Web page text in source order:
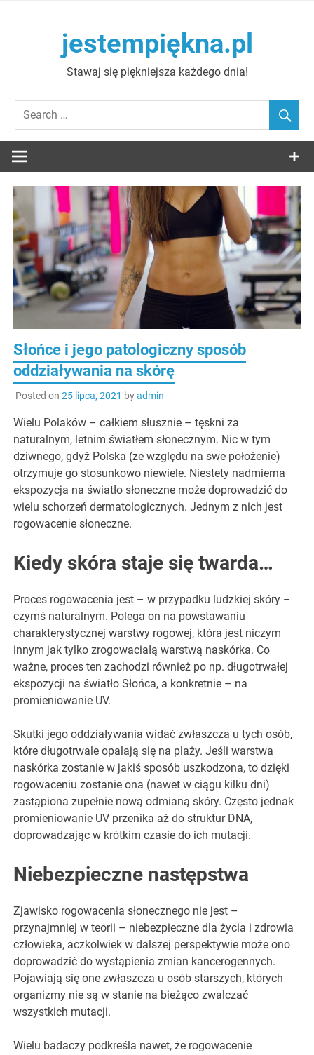
jestempiękna.pl
Stawaj się piękniejsza każdego dnia!
Słońce i jego patologiczny sposób
oddziaływania na skórę
Posted on 25 lipca, 2021 byadmin
Wielu Polaków – całkiem słusznie – tęskni za
naturalnym, letnim światłem słonecznym. Nic w tym
dziwnego, gdyż Polska (ze względu na swe położenie)
otrzymuje go stosunkowo niewiele. Niestety nadmierna
ekspozycja na światło słoneczne może doprowadzić do
wielu schorzeń dermatologicznych. Jednym z nich jest
rogowacenie słoneczne.
Kiedy skóra staje się twarda…
Proces rogowacenia jest – w przypadku ludzkiej skóry –
czymś naturalnym. Polega on na powstawaniu
charakterystycznej warstwy rogowej, która jest niczym
innym jak tylko zrogowaciałą warstwą naskórka. Co
ważne, proces ten zachodzi również po np. długotrwałej
ekspozycji na światło Słońca, a konkretnie – na
promieniowanie UV.
Skutki jego oddziaływania widać zwłaszcza u tych osób,
które długotrwale opalają się na plaży. Jeśli warstwa
naskórka zostanie w jakiś sposób uszkodzona, to dzięki
rogowaceniu zostanie ona (nawet w ciągu kilku dni)
zastąpiona zupełnie nową odmianą skóry. Często jednak
promieniowanie UV przenika aż do struktur DNA,
doprowadzając w krótkim czasie do ich mutacji.
Niebezpieczne następstwa
Zjawisko rogowacenia słonecznego nie jest –
przynajmniej w teorii – niebezpieczne dla życia i zdrowia
człowieka, aczkolwiek w dalszej perspektywie może ono
doprowadzić do wystąpienia zmian kancerogennych.
Pojawiają się one zwłaszcza u osób starszych, których
organizmy nie są w stanie na bieżąco zwalczać
wszystkich mutacji.
Wielu badaczy podkreśla nawet, że rogowacenie